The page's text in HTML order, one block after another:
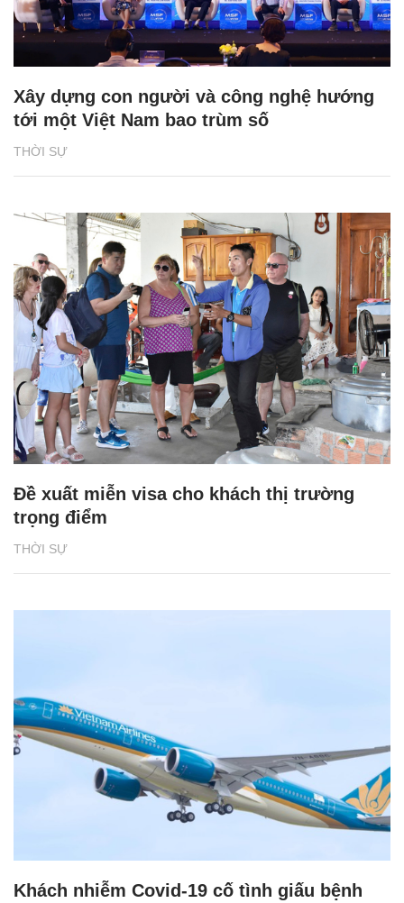
THỜI SỰ
Xây dựng con người và công nghệ hướng
tới một Việt Nam bao trùm số
THỜI SỰ
Đề xuất miễn visa cho khách thị trường
trọng điểm
Khách nhiễm Covid-19 cố tình giấu bệnh